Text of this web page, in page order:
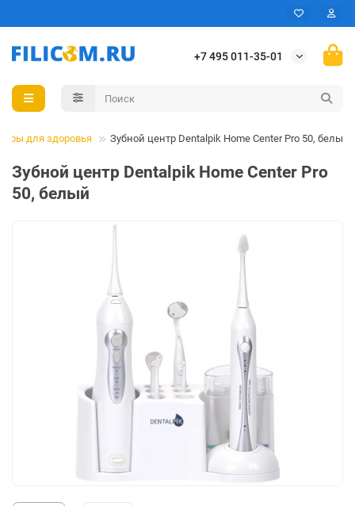
+7 495 011-35-01
для здоровья Зубной центр Dentalpik Home Center Pro 50, белый
Зубной центр Dentalpik Home Center Pro
50, белый